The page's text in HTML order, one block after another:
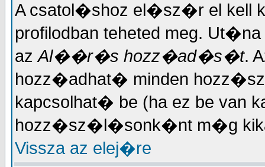
A csatol�shoz el�sz�r el
profilodban teheted meg.
azAl��r�s hozz�ad�s�t.
hozz�adhat� minden
kapcsolhat� be (ha ez be van
hozz�sz�l�sonk�nt m�g
Vissza az elej�re